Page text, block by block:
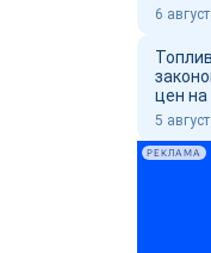
6
цен на
5
РЕКЛАМА